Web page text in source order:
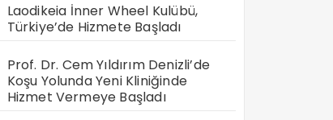
Laodikeia İnner Wheel Kulübü,
Türkiye’de Hizmete Başladı
Prof. Dr. Cem Yıldırım Denizli’de
Koşu Yolunda Yeni Kliniğinde
Hizmet Vermeye Başladı